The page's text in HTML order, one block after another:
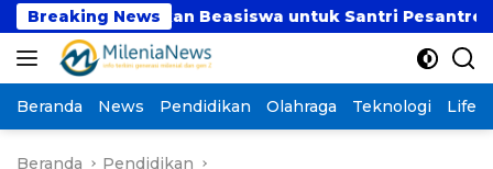
Langsung
ke
konten
Breaking News
Beasiswa untuk Santri Pesantren Tahfidz
Beranda News Pendidikan Olahraga Teknologi
Beranda Pendidikan